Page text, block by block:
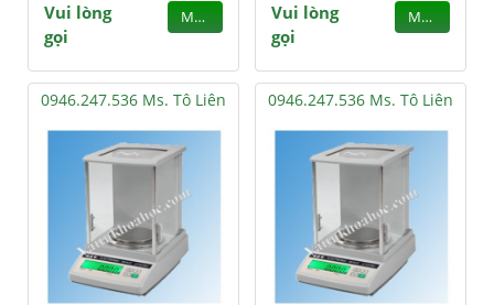
Vui lòng
gọi
MUA
Vui lòng
gọi
MUA
0946.247.536 Ms. Tô Liên 0946.247.536 Ms. Tô Liên